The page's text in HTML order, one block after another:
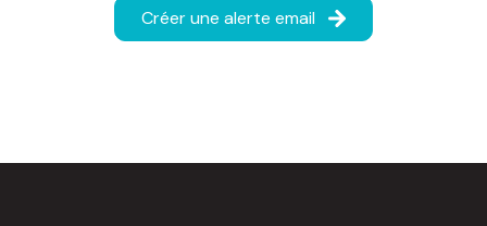
Créer une alerte email